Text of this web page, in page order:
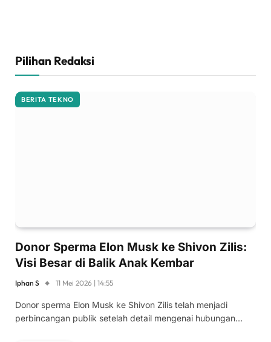
Pilihan Redaksi
BERITA TEKNO
Donor Sperma Elon Musk ke Shivon Zilis:
Visi Besar di Balik Anak Kembar
Iphan S 11 Mei 2026 | 14:55
Donor sperma Elon Musk ke Shivon Zilis telah menjadi
perbincangan publik setelah detail mengenai hubungan…